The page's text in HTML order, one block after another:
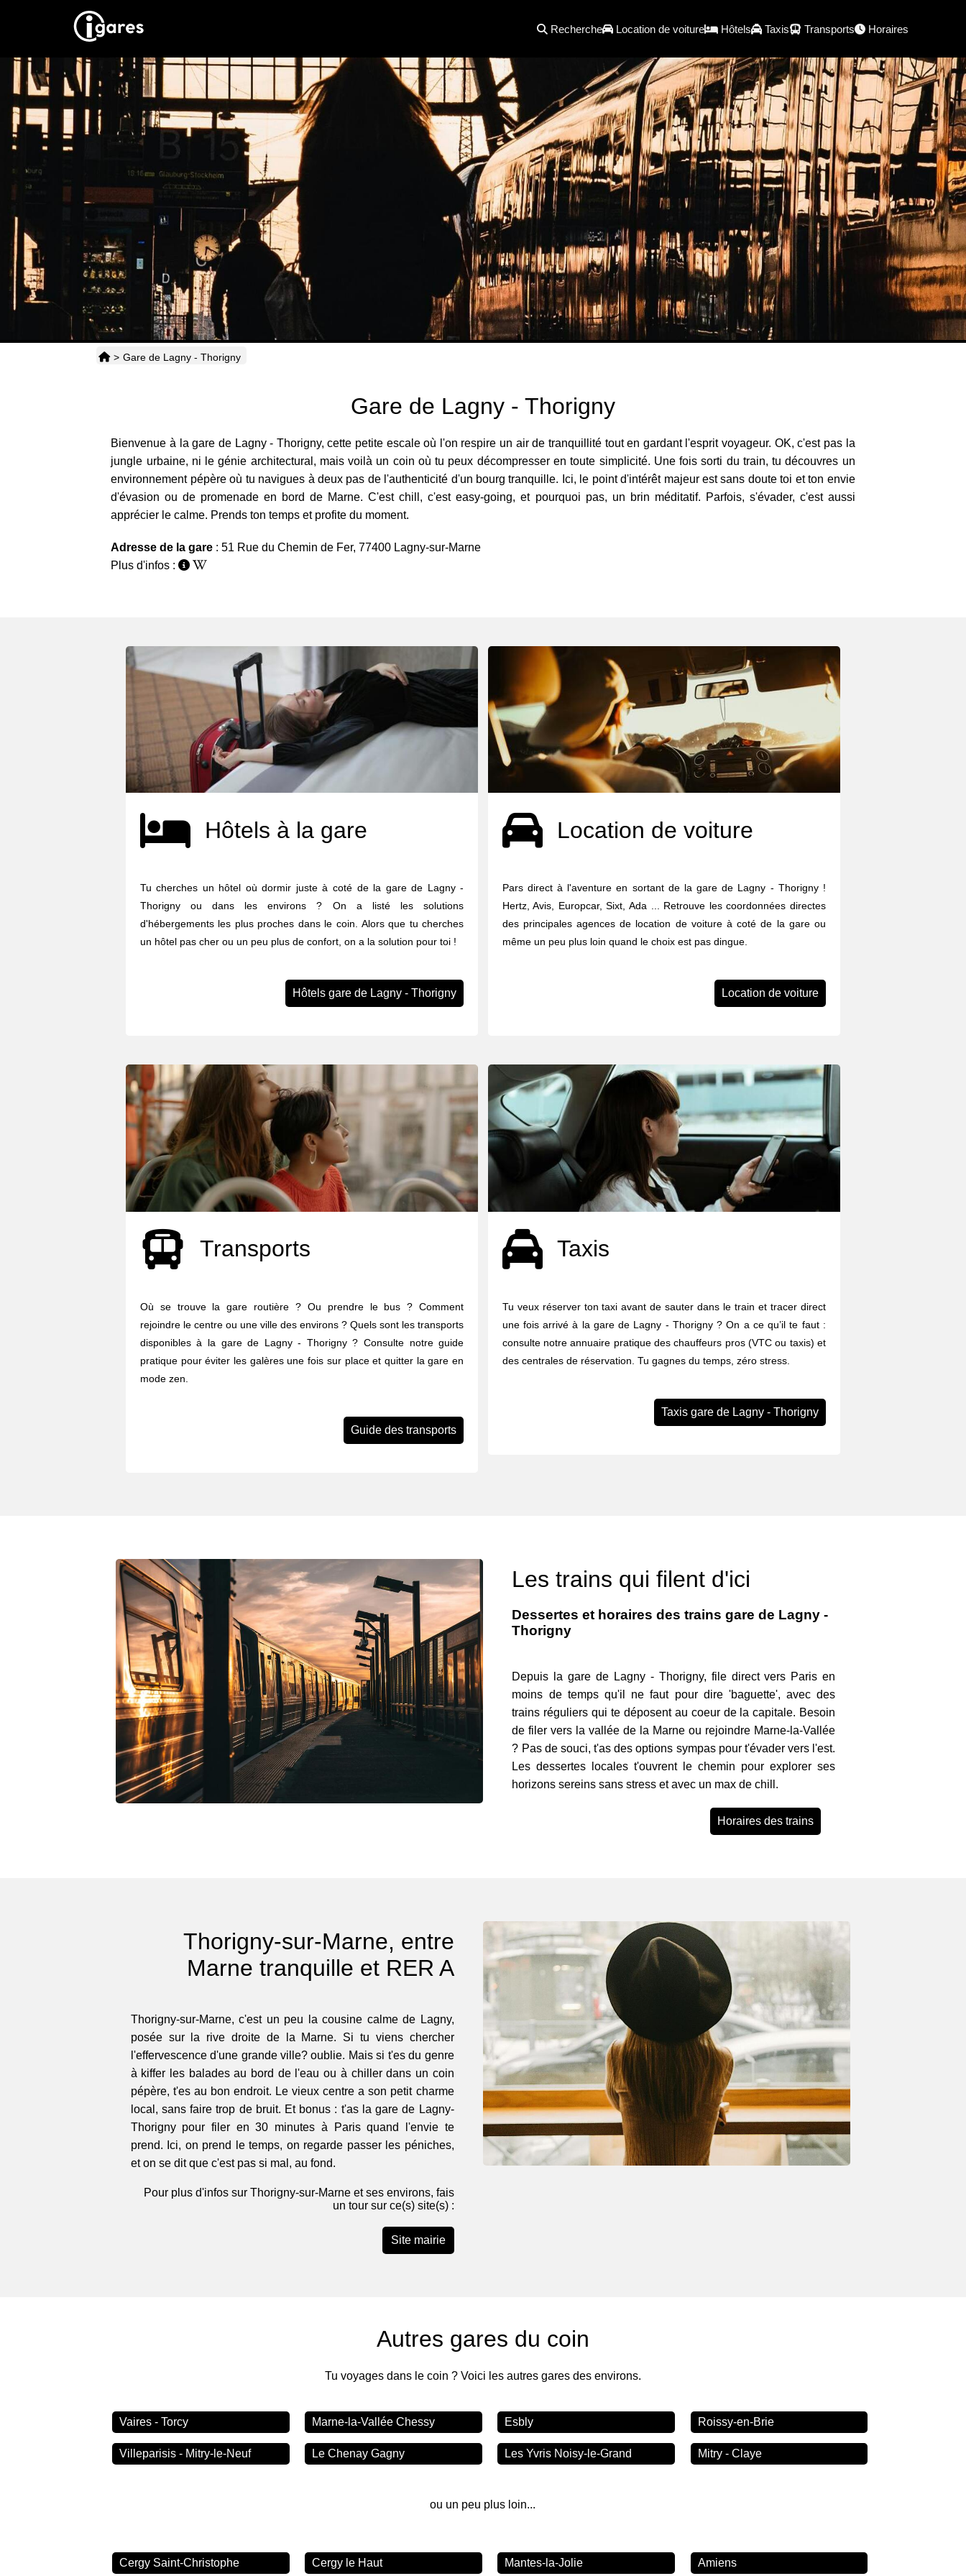
Recherche Location de voiture Hôtels Taxis Transports Horaires
> Gare de Lagny - Thorigny
Gare de Lagny - Thorigny
Bienvenue à la gare de Lagny - Thorigny, cette petite escale où l'on respire un air de tranquillité tout en gardant l'esprit voyageur. OK, c'est pas la
jungle urbaine, ni le génie architectural, mais voilà un coin où tu peux décompresser en toute simplicité. Une fois sorti du train, tu découvres un
environnement pépère où tu navigues à deux pas de l'authenticité d'un bourg tranquille. Ici, le point d'intérêt majeur est sans doute toi et ton envie
d'évasion ou de promenade en bord de Marne. C'est chill, c'est easy-going, et pourquoi pas, un brin méditatif. Parfois, s'évader, c'est aussi
apprécier le calme. Prends ton temps et profite du moment.
Adresse de la gare : 51 Rue du Chemin de Fer, 77400 Lagny-sur-Marne
Plus d'infos :
Hôtels à la gare
Tu cherches un hôtel où dormir juste à coté de la gare de Lagny -
Thorigny ou dans les environs ? On a listé les solutions
d'hébergements les plus proches dans le coin. Alors que tu cherches
un hôtel pas cher ou un peu plus de confort, on a la solution pour toi !
Hôtels gare de Lagny - Thorigny
Location de voiture
Pars direct à l'aventure en sortant de la gare de Lagny - Thorigny !
Hertz, Avis, Europcar, Sixt, Ada ... Retrouve les coordonnées directes
des principales agences de location de voiture à coté de la gare ou
même un peu plus loin quand le choix est pas dingue.
Location de voiture
Transports
Où se trouve la gare routière ? Ou prendre le bus ? Comment
rejoindre le centre ou une ville des environs ? Quels sont les transports
disponibles à la gare de Lagny - Thorigny ? Consulte notre guide
pratique pour éviter les galères une fois sur place et quitter la gare en
mode zen.
Guide des transports
Taxis
Tu veux réserver ton taxi avant de sauter dans le train et tracer direct
une fois arrivé à la gare de Lagny - Thorigny ? On a ce qu’il te faut :
consulte notre annuaire pratique des chauffeurs pros (VTC ou taxis) et
des centrales de réservation. Tu gagnes du temps, zéro stress.
Taxis gare de Lagny - Thorigny
Les trains qui filent d'ici
Dessertes et horaires des trains gare de Lagny -
Thorigny
Depuis la gare de Lagny - Thorigny, file direct vers Paris en
moins de temps qu'il ne faut pour dire 'baguette', avec des
trains réguliers qui te déposent au coeur de la capitale. Besoin
de filer vers la vallée de la Marne ou rejoindre Marne-la-Vallée
? Pas de souci, t'as des options sympas pour t'évader vers l'est.
Les dessertes locales t'ouvrent le chemin pour explorer ses
horizons sereins sans stress et avec un max de chill.
Horaires des trains
Thorigny-sur-Marne, entre
Marne tranquille et RER A
Thorigny-sur-Marne, c'est un peu la cousine calme de Lagny,
posée sur la rive droite de la Marne. Si tu viens chercher
l'effervescence d'une grande ville? oublie. Mais si t'es du genre
à kiffer les balades au bord de l'eau ou à chiller dans un coin
pépère, t'es au bon endroit. Le vieux centre a son petit charme
local, sans faire trop de bruit. Et bonus : t'as la gare de Lagny-
Thorigny pour filer en 30 minutes à Paris quand l'envie te
prend. Ici, on prend le temps, on regarde passer les péniches,
et on se dit que c'est pas si mal, au fond.
Pour plus d'infos sur Thorigny-sur-Marne et ses environs, fais
un tour sur ce(s) site(s) :
Site mairie
Autres gares du coin
Tu voyages dans le coin ? Voici les autres gares des environs.
Vaires - Torcy Marne-la-Vallée Chessy Esbly Roissy-en-Brie
Villeparisis - Mitry-le-Neuf Le Chenay Gagny Les Yvris Noisy-le-Grand Mitry - Claye
ou un peu plus loin...
Cergy Saint-Christophe Cergy le Haut Mantes-la-Jolie Amiens